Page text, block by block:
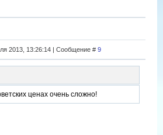
2013, 13:26:14 | Сообщение # 9
ценах очень сложно!